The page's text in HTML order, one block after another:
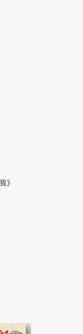
》